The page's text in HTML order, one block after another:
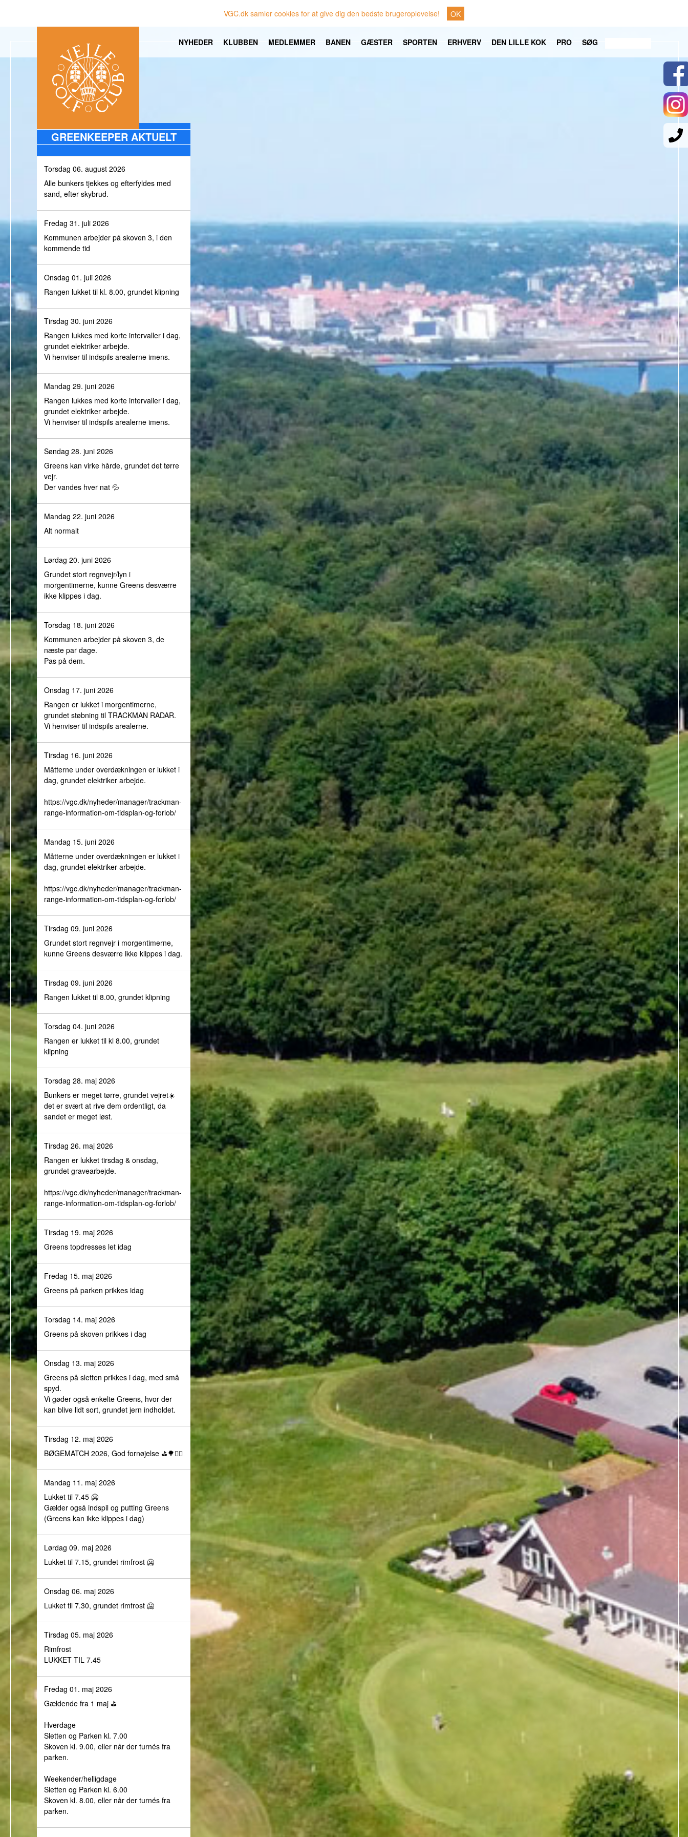
VGC.dk samler cookies for at give dig den bedste brugeroplevelse! OK
NYHEDER KLUBBEN MEDLEMMER BANEN GÆSTER SPORTEN ERHVERV DEN LILLE KOK PRO SØG
Torsdag 06. august 2026
Alle bunkers tjekkes og efterfyldes med
sand, efter skybrud.
Fredag 31. juli 2026
Kommunen arbejder på skoven 3, i den
kommende tid
Onsdag 01. juli 2026
Rangen lukket til kl. 8.00, grundet klipning
Tirsdag 30. juni 2026
Rangen lukkes med korte intervaller i dag,
grundet elektriker arbejde.
Vi henviser til indspils arealerne imens.
Mandag 29. juni 2026
Rangen lukkes med korte intervaller i dag,
grundet elektriker arbejde.
Vi henviser til indspils arealerne imens.
Søndag 28. juni 2026
Greens kan virke hårde, grundet det tørre
vejr.
Der vandes hver nat 💦
Mandag 22. juni 2026
Alt normalt
Lørdag 20. juni 2026
Grundet stort regnvejr/lyn i
morgentimerne, kunne Greens desværre
ikke klippes i dag.
Torsdag 18. juni 2026
Kommunen arbejder på skoven 3, de
næste par dage.
Pas på dem.
Onsdag 17. juni 2026
Rangen er lukket i morgentimerne,
grundet støbning til TRACKMAN RADAR.
Vi henviser til indspils arealerne.
Tirsdag 16. juni 2026
Måtterne under overdækningen er lukket i
dag, grundet elektriker arbejde.
https://vgc.dk/nyheder/manager/trackman-
range-information-om-tidsplan-og-forlob/
Mandag 15. juni 2026
Måtterne under overdækningen er lukket i
dag, grundet elektriker arbejde.
https://vgc.dk/nyheder/manager/trackman-
range-information-om-tidsplan-og-forlob/
Tirsdag 09. juni 2026
Grundet stort regnvejr i morgentimerne,
kunne Greens desværre ikke klippes i dag.
Tirsdag 09. juni 2026
Rangen lukket til 8.00, grundet klipning
Torsdag 04. juni 2026
Rangen er lukket til kl 8.00, grundet
klipning
Torsdag 28. maj 2026
Bunkers er meget tørre, grundet vejret☀️
det er svært at rive dem ordentligt, da
sandet er meget løst.
Tirsdag 26. maj 2026
Rangen er lukket tirsdag & onsdag,
grundet gravearbejde.
https://vgc.dk/nyheder/manager/trackman-
range-information-om-tidsplan-og-forlob/
Tirsdag 19. maj 2026
Greens topdresses let idag
Fredag 15. maj 2026
Greens på parken prikkes idag
Torsdag 14. maj 2026
Greens på skoven prikkes i dag
Onsdag 13. maj 2026
Greens på sletten prikkes i dag, med små
spyd.
Vi gøder også enkelte Greens, hvor der
kan blive lidt sort, grundet jern indholdet.
Tirsdag 12. maj 2026
BØGEMATCH 2026, God fornøjelse ⛳️🌳🏌️‍♀️
Mandag 11. maj 2026
Lukket til 7.45 🥶
Gælder også indspil og putting Greens
(Greens kan ikke klippes i dag)
Lørdag 09. maj 2026
Lukket til 7.15, grundet rimfrost 🥶
Onsdag 06. maj 2026
Lukket til 7.30, grundet rimfrost 🥶
Tirsdag 05. maj 2026
Rimfrost
LUKKET TIL 7.45
Fredag 01. maj 2026
Gældende fra 1 maj ⛳️
Hverdage
Sletten og Parken kl. 7.00
Skoven kl. 9.00, eller når der turnés fra
parken.
Weekender/helligdage
Sletten og Parken kl. 6.00
Skoven kl. 8.00, eller når der turnés fra
parken.
GREENKEEPER AKTUELT